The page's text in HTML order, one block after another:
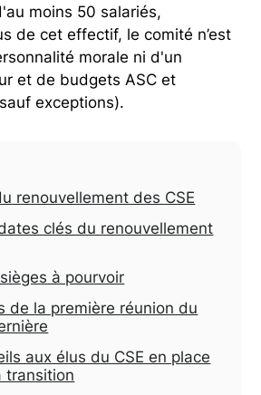
moins 50 salariés,
de cet effectif, le comité n’est
morale ni d'un
et de budgets ASC et
exceptions).
renouvellement des CSE
clés du renouvellement
à pourvoir
de la première réunion du
aux élus du CSE en place
transition